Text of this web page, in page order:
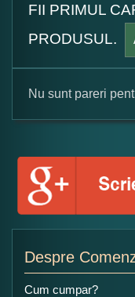
FII PRIMUL
PRODUSUL.
Formular pareri
Numele
Nu sunt pareri
Despre
Cum cumpar?